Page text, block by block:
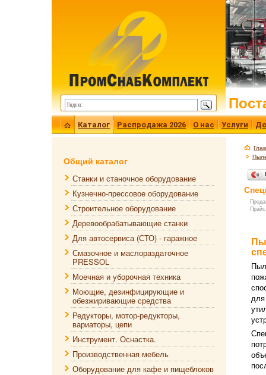
Каталог Распродажа 2026 О нас Услуги
Общий каталог
Станки и станочное оборудование
Кузнечно-прессовое оборудование
Строительное оборудование
Деревообрабатывающие станки
Для автосервиса (СТО) - гаражное
Смазочное и маслораздаточное
PRESSOL
Моечная и уборочная техника
Моющие, дезинфицирующие и
обезжиривающие средства
Редукторы, мотор-редукторы,
вариаторы, цепи
Инструмент. Оснастка.
Производственная мебель
Оборудование для кафе и пищеблоков